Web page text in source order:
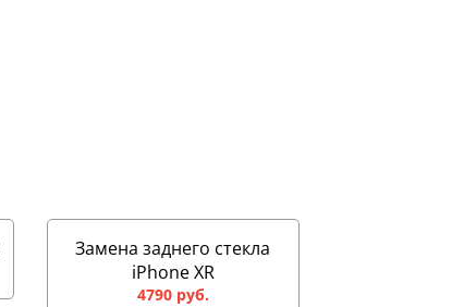
Замена заднего стекла
iPhone XR
4790 руб.